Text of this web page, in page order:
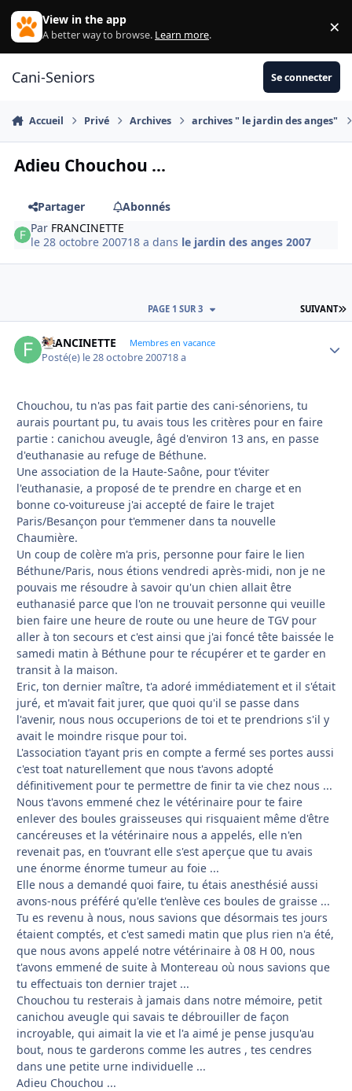
Aller au contenu
View in the app
A better way to browse. Learn more. ×
Cani-Seniors Se connecter
Accueil Privé Archives archives " le jardin des anges"
Adieu Chouchou ...
Partager
Abonnés
Par FRANCINETTE
le 28 octobre 200718 a dans le jardin des anges 2007
SUIVANT
PAGE 1 SUR 3
FRANCINETTE Membres en vacance
Posté(e) le 28 octobre 200718 a
Chouchou, tu n'as pas fait partie des cani-sénoriens, tu
aurais pourtant pu, tu avais tous les critères pour en faire
partie : canichou aveugle, âgé d'environ 13 ans, en passe
d'euthanasie au refuge de Béthune.
Une association de la Haute-Saône, pour t'éviter
l'euthanasie, a proposé de te prendre en charge et en
bonne co-voitureuse j'ai accepté de faire le trajet
Paris/Besançon pour t'emmener dans ta nouvelle
Chaumière.
Un coup de colère m'a pris, personne pour faire le lien
Béthune/Paris, nous étions vendredi après-midi, non je ne
pouvais me résoudre à savoir qu'un chien allait être
euthanasié parce que l'on ne trouvait personne qui veuille
bien faire une heure de route ou une heure de TGV pour
aller à ton secours et c'est ainsi que j'ai foncé tête baissée le
samedi matin à Béthune pour te récupérer et te garder en
transit à la maison.
Eric, ton dernier maître, t'a adoré immédiatement et il s'était
juré, et m'avait fait jurer, que quoi qu'il se passe dans
l'avenir, nous nous occuperions de toi et te prendrions s'il y
avait le moindre risque pour toi.
L'association t'ayant pris en compte a fermé ses portes aussi
c'est toat naturellement que nous t'avons adopté
définitivement pour te permettre de finir ta vie chez nous ...
Nous t'avons emmené chez le vétérinaire pour te faire
enlever des boules graisseuses qui risquaient même d'être
cancéreuses et la vétérinaire nous a appelés, elle n'en
revenait pas, en t'ouvrant elle s'est aperçue que tu avais
une énorme énorme tumeur au foie ...
Elle nous a demandé quoi faire, tu étais anesthésié aussi
avons-nous préféré qu'elle t'enlève ces boules de graisse ...
Tu es revenu à nous, nous savions que désormais tes jours
étaient comptés, et c'est samedi matin que plus rien n'a été,
que nous avons appelé notre vétérinaire à 08 H 00, nous
t'avons emmené de suite à Montereau où nous savions que
tu effectuais ton dernier trajet ...
Chouchou tu resterais à jamais dans notre mémoire, petit
canichou aveugle qui savais te débrouiller de façon
incroyable, qui aimait la vie et l'a aimé je pense jusqu'au
bout, nous te garderons comme les autres , tes cendres
dans une petite urne individuelle ...
Adieu Chouchou ...